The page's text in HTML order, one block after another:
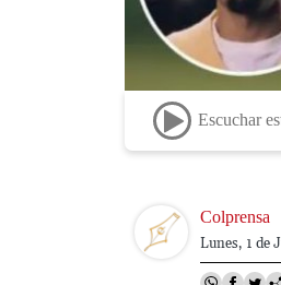
Escuchar
Image Colprensa
Lunes, 1 de